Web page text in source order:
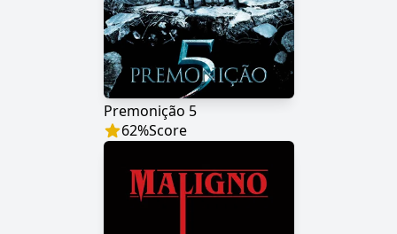
Premonição 5
62%Score